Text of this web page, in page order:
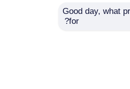
Good day, what
for?